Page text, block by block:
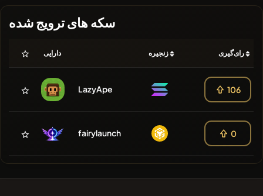
سکه های ترویج شده
دارایی زنجیره رای‌گیری
LazyApe 106
fairylaunch 0